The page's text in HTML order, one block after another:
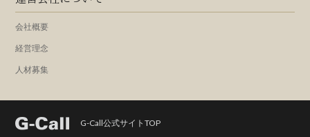
会社概要
経営理念
人材募集
G-Call公式サイトTOP